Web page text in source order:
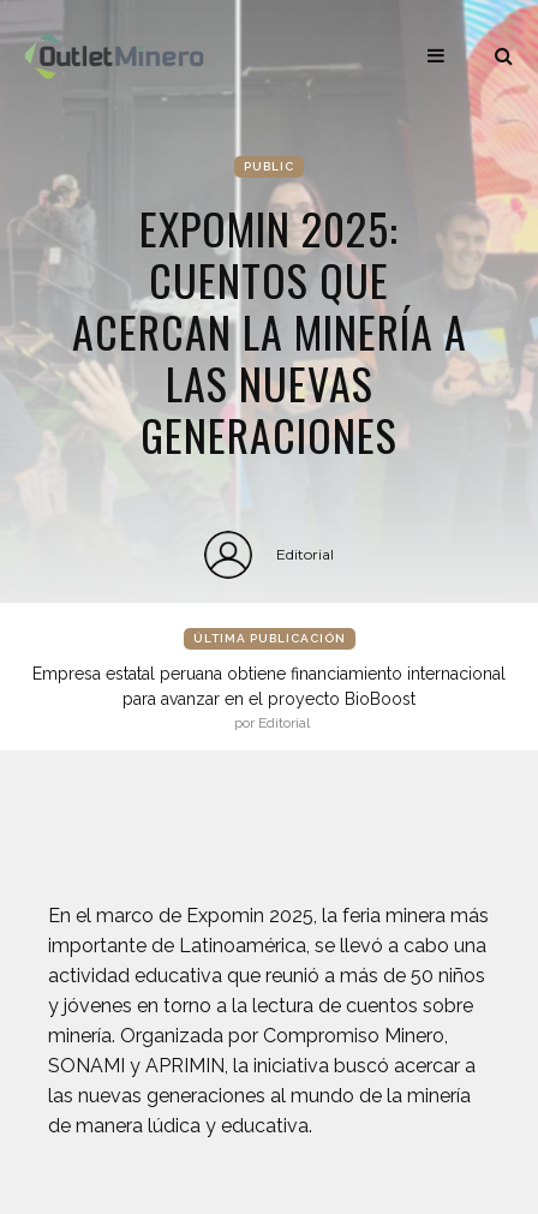
PUBLIC
EXPOMIN 2025:
CUENTOS QUE
ACERCAN LA MINERÍA A
LAS NUEVAS
GENERACIONES
Editorial
ÚLTIMA PUBLICACIÓN
Empresa estatal peruana obtiene financiamiento internacional
para avanzar en el proyecto BioBoost
por Editorial
En el marco de Expomin 2025, la feria minera más
importante de Latinoamérica, se llevó a cabo una
actividad educativa que reunió a más de 50 niños
y jóvenes en torno a la lectura de cuentos sobre
minería. Organizada por Compromiso Minero,
SONAMI y APRIMIN, la iniciativa buscó acercar a
las nuevas generaciones al mundo de la minería
de manera lúdica y educativa.